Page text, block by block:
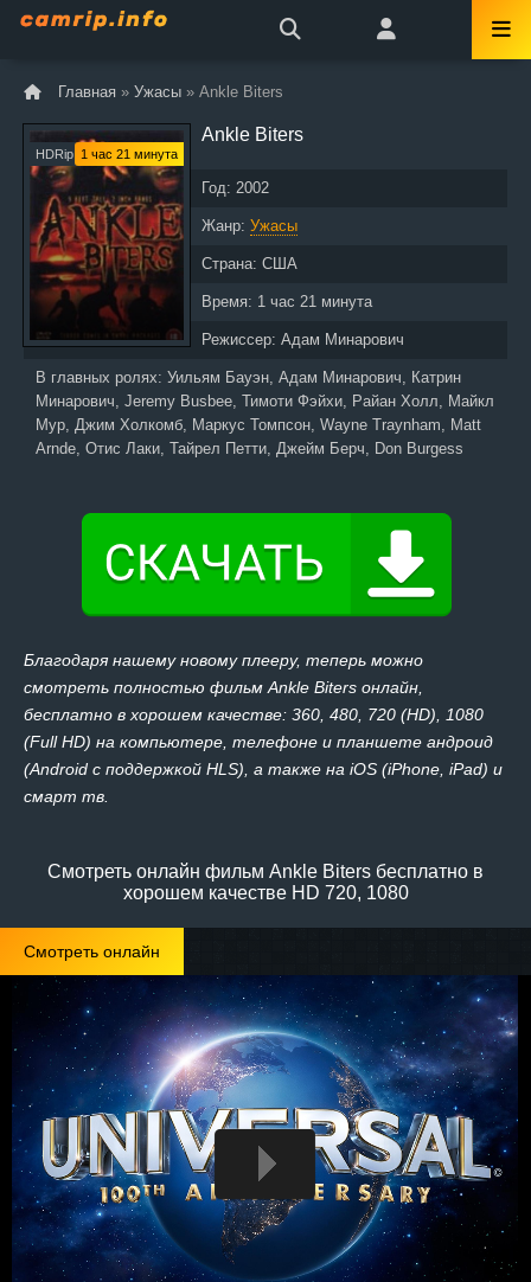
Главная » Ужасы » Ankle Biters
HDRip 1 час 21 минута
Ankle Biters
Год: 2002
Жанр: Ужасы
Страна: США
Время: 1 час 21 минута
Режиссер: Адам Минарович
В главных ролях: Уильям Бауэн, Адам Минарович, Катрин
Минарович, Jeremy Busbee, Тимоти Фэйхи, Райан Холл, Майкл
Мур, Джим Холкомб, Маркус Томпсон, Wayne Traynham, Matt
Arnde, Отис Лаки, Тайрел Петти, Джейм Берч, Don Burgess
Благодаря нашему новому плееру, теперь можно
смотреть полностью фильм Ankle Biters онлайн,
бесплатно в хорошем качестве: 360, 480, 720 (HD), 1080
(Full HD) на компьютере, телефоне и планшете андроид
(Android с поддержкой HLS), а также на iOS (iPhone, iPad) и
смарт тв.
Смотреть онлайн фильм Ankle Biters бесплатно в
хорошем качестве HD 720, 1080
Смотреть онлайн